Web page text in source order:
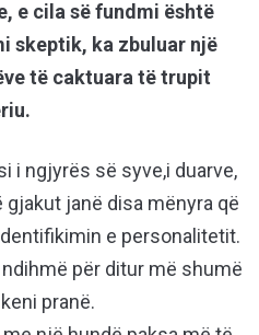
e cila së fundmi është
skeptik, ka zbuluar një
të caktuara të trupit
i ngjyrës së syve,i duarve,
janë disa mënyra që
e personalitetit.
për ditur më shumë
pranë.